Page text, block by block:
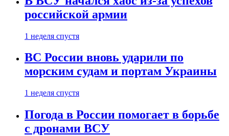
российской армии
1 неделя спустя
ВС России вновь ударили по
морским судам и портам Украины
1 неделя спустя
Погода в России помогает в борьбе
с дронами ВСУ